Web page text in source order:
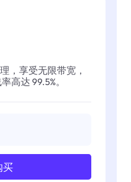
，享受无限带宽，
高达 99.5%。
买